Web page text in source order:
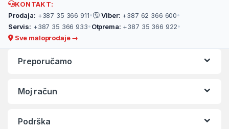
KONTAKT:
Prodaja: +387 35 366 911• Viber: +387 62 366 600•
Servis: +387 35 366 933• Otprema: +387 35 366 922•
Sve maloprodaje →
Preporučamo
Moj račun
Podrška